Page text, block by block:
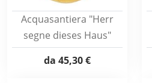
Acquasantiera "Herr
segne dieses Haus"
da 45,30 €